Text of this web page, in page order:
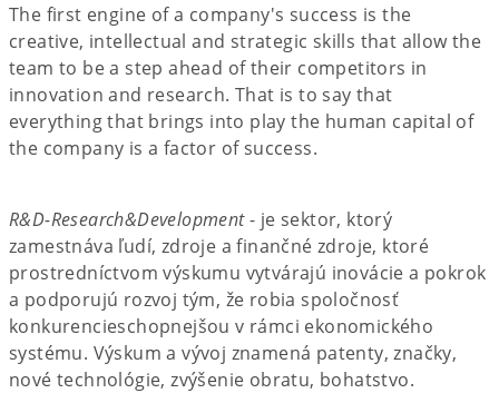
The first engine of a company's success is the
creative, intellectual and strategic skills that allow the
team to be a step ahead of their competitors in
innovation and research. That is to say that
everything that brings into play the human capital of
the company is a factor of success.
R&D-Research&Development- je sektor, ktorý
zamestnáva ľudí, zdroje a finančné zdroje, ktoré
prostredníctvom výskumu vytvárajú inovácie a pokrok
a podporujú rozvoj tým, že robia spoločnosť
konkurencieschopnejšou v rámci ekonomického
systému. Výskum a vývoj znamená patenty, značky,
nové technológie, zvýšenie obratu, bohatstvo.